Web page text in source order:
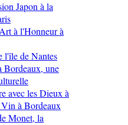
Japon à la
à l'Honneur à
l'île de Nantes
une
avec les Dieux à
à Bordeaux
Monet, la